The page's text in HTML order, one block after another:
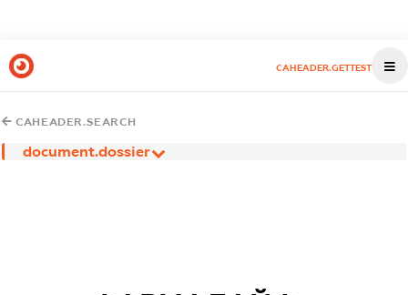
CAHEADER.GETTEST
CAHEADER.SEARCH
document.dossier